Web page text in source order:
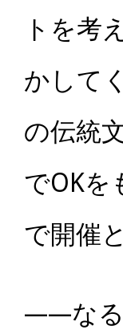
トを考
かして
の伝統
でOKを
で開催
――なる